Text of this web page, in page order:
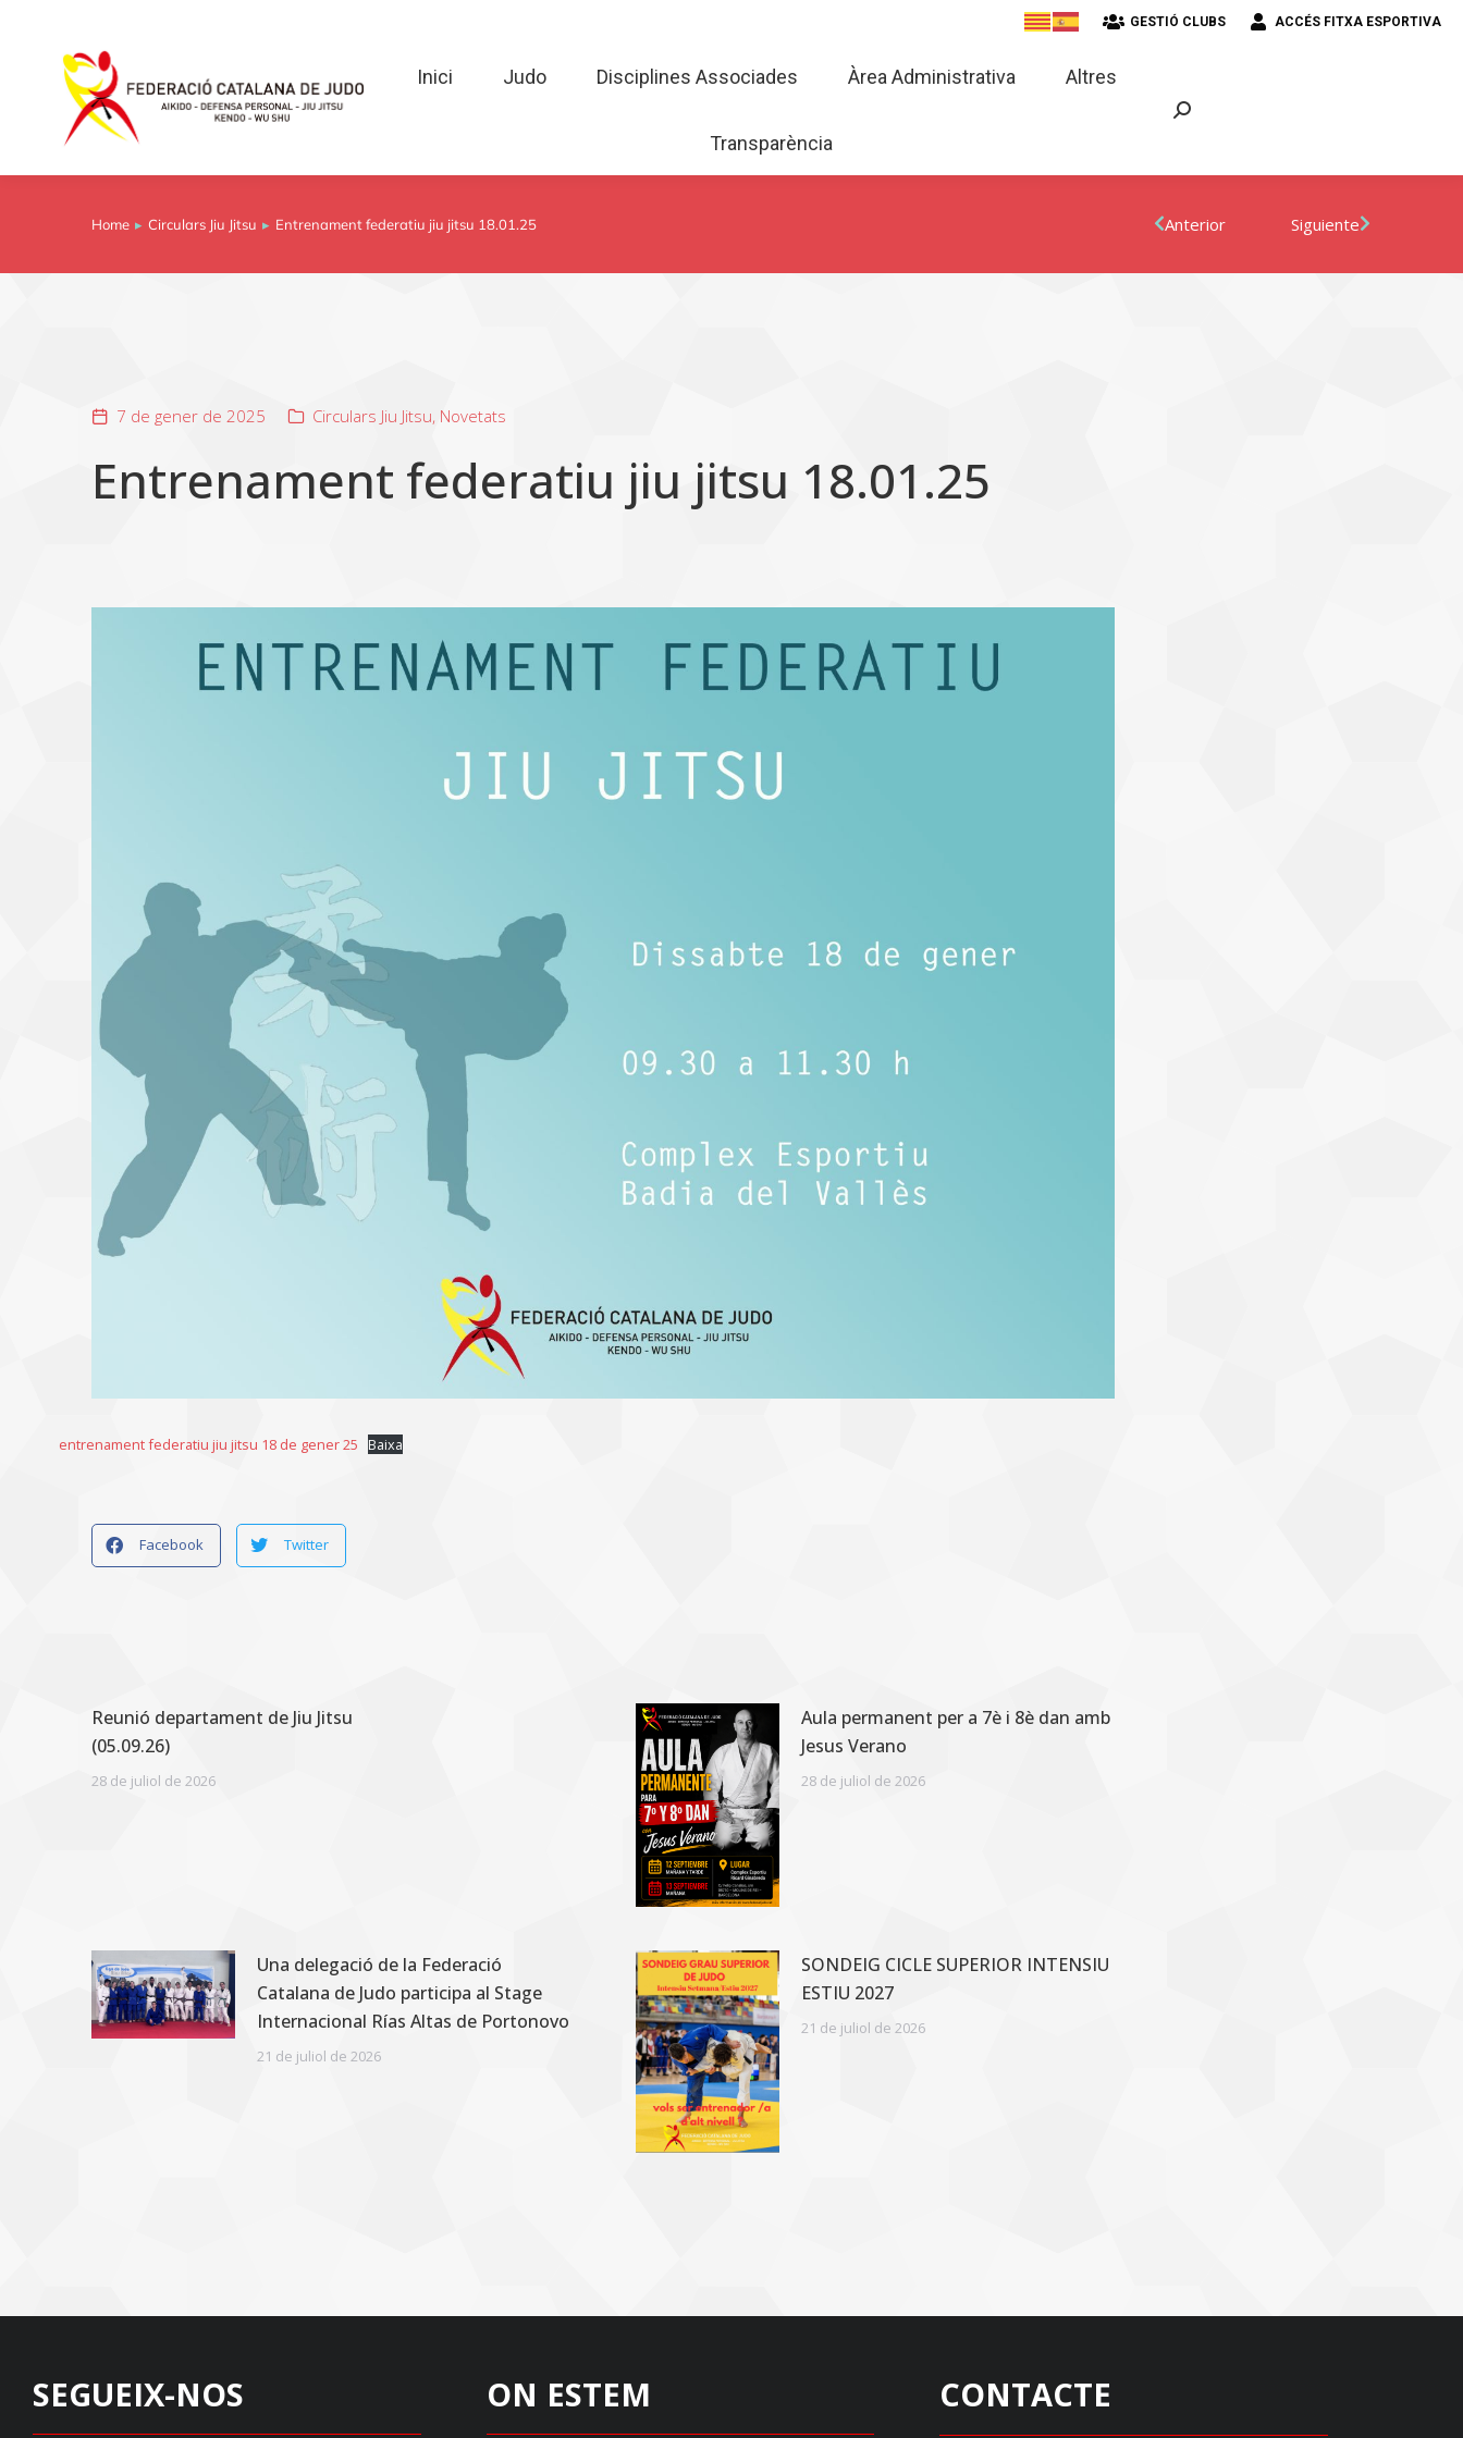
GESTIÓ CLUBS ACCÉS FITXA ESPORTIVA
Inici Judo Disciplines Associades Àrea Administrativa Altres
Transparència
You are here:
Home Circulars Jiu Jitsu Entrenament federatiu jiu jitsu 18.01.25 Anterior Siguiente
7 de gener de 2025 Circulars Jiu Jitsu, Novetats
Entrenament federatiu jiu jitsu 18.01.25
entrenament federatiu jiu jitsu 18 de gener 25 Baixa
Facebook Twitter
Reunió departament de Jiu Jitsu
(05.09.26)
28 de juliol de 2026
Aula permanent per a 7è i 8è dan amb
Jesus Verano
28 de juliol de 2026
Una delegació de la Federació
Catalana de Judo participa al Stage
Internacional Rías Altas de Portonovo
21 de juliol de 2026
SONDEIG CICLE SUPERIOR INTENSIU
ESTIU 2027
21 de juliol de 2026
SEGUEIX-NOS ON ESTEM CONTACTE
Àrea Administrativa Altres